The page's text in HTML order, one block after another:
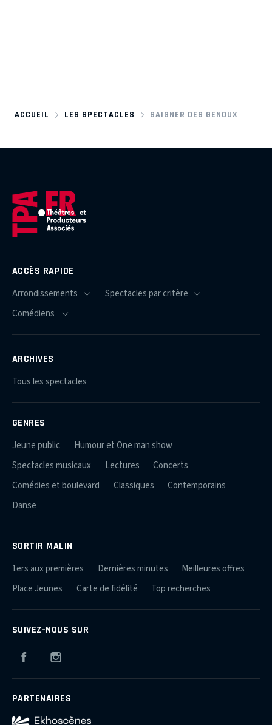
ACCUEIL LES SPECTACLES SAIGNER DES GENOUX
ACCÈS RAPIDE
ARCHIVES
Tous les spectacles
GENRES
Jeune public
Humour et One man show
Spectacles musicaux
Lectures
Concerts
Comédies et boulevard
Classiques
Contemporains
Danse
SORTIR MALIN
1ers aux premières Dernières minutes
Meilleures offres
Place Jeunes
Carte de fidélité Top recherches
SUIVEZ-NOUS SUR
Facebook
PARTENAIRES